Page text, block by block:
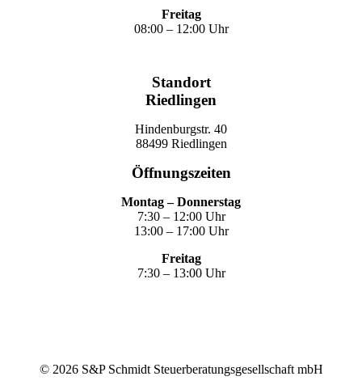
Freitag
08:00 – 12:00 Uhr
Standort
Riedlingen
Hindenburgstr. 40
88499 Riedlingen
Öffnungszeiten
Montag – Donnerstag
7:30 – 12:00 Uhr
13:00 – 17:00 Uhr
Freitag
7:30 – 13:00 Uhr
© 2026S&P Schmidt Steuerberatungsgesellschaft mbH